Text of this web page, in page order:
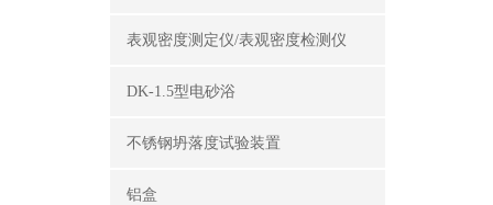
表观密度测定仪/表观密度检测仪
DK-1.5型电砂浴
不锈钢坍落度试验装置
铝盒